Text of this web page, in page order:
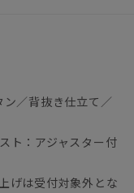
／背抜き仕立て／
ト：アジャスター付
げは受付対象外とな